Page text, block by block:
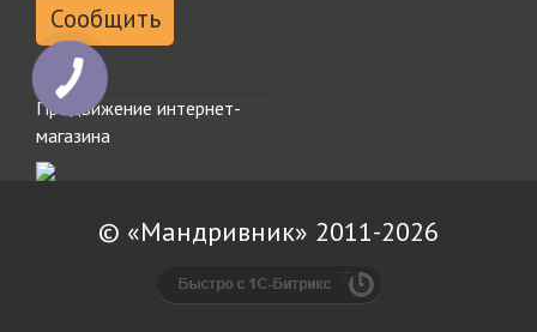
Сообщить
Продвижение интернет-
магазина
© «Мандривник» 2011-2026